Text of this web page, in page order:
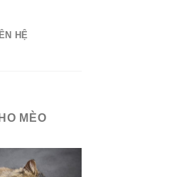
HỆ
MÈO